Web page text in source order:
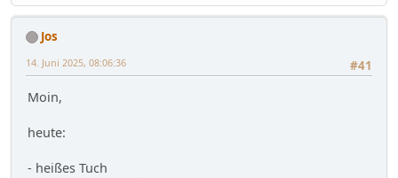
Jos
#41
14. Juni 2025, 08:06:36
Moin,
heute:
- heißes Tuch